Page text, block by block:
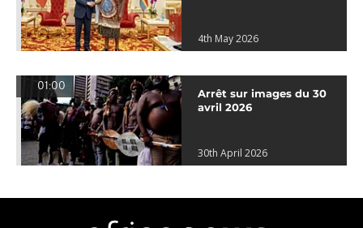
4th May 2026
01:00
Arrêt sur images du 30
avril 2026
30th April 2026